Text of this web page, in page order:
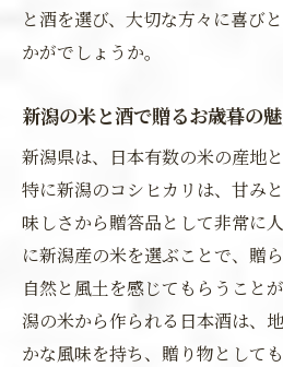
と酒を選び、大切な方々に喜び
かがでしょうか。
新潟の米と酒で贈るお歳暮の
新潟県は、日本有数の米の産地
特に新潟のコシヒカリは、甘み
味しさから贈答品として非常に
に新潟産の米を選ぶことで、贈
自然と風土を感じてもらうこと
潟の米から作られる日本酒は、
かな風味を持ち、贈り物として